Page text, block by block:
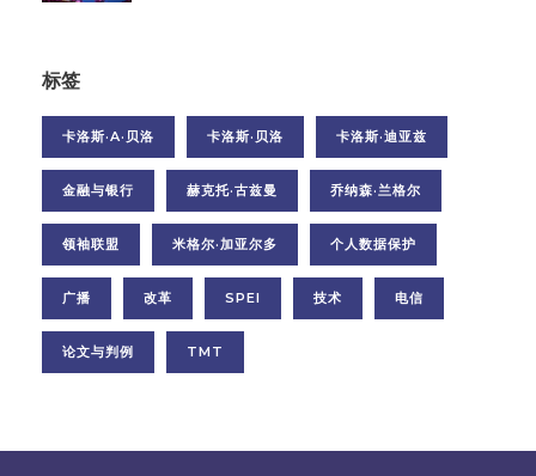
标签
卡洛斯·A·贝洛 卡洛斯·贝洛 卡洛斯·迪亚兹
金融与银行 赫克托·古兹曼 乔纳森·兰格尔
领袖联盟 米格尔·加亚尔多 个人数据保护
广播 改革 SPEI 技术 电信
论文与判例 TMT